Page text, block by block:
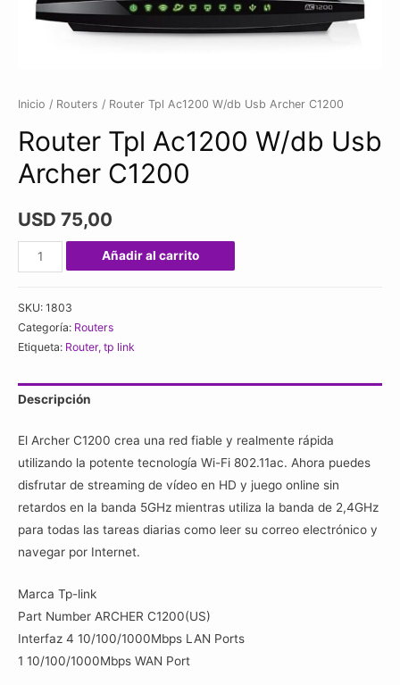
Inicio / Routers / Router Tpl Ac1200 W/db Usb Archer C1200
Router Tpl Ac1200 W/db Usb
Archer C1200
USD 75,00
Router
Tpl
W/db
Usb
C1200
cantidad
Añadir al carrito
SKU: 1803
Categoría: Routers
Etiqueta: Router, tp link
Descripción
El Archer C1200 crea una red fiable y realmente rápida
utilizando la potente tecnología Wi-Fi 802.11ac. Ahora puedes
disfrutar de streaming de vídeo en HD y juego online sin
retardos en la banda 5GHz mientras utiliza la banda de 2,4GHz
para todas las tareas diarias como leer su correo electrónico y
navegar por Internet.
Marca Tp-link
Part Number ARCHER C1200(US)
Interfaz 4 10/100/1000Mbps LAN Ports
1 10/100/1000Mbps WAN Port